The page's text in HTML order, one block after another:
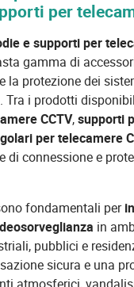
per
e supporti per
gamma di
la protezione dei
Tra i prodotti
CCTV,supporti
per telecamere
di connessione e
fondamentali per
in
pubblici e
sicura e una